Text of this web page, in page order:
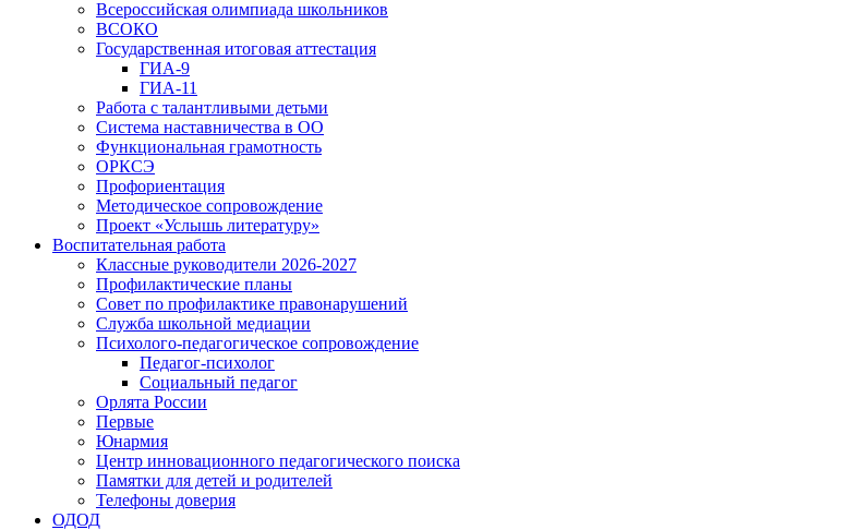
Всероссийская олимпиада школьников
ВСОКО
Государственная итоговая аттестация
ГИА-9
ГИА-11
Работа с талантливыми детьми
Система наставничества в ОО
Функциональная грамотность
ОРКСЭ
Профориентация
Методическое сопровождение
Проект «Услышь литературу»
Воспитательная работа
Классные руководители 2026-2027
Профилактические планы
Совет по профилактике правонарушений
Служба школьной медиации
Психолого-педагогическое сопровождение
Педагог-психолог
Социальный педагог
Орлята России
Первые
Юнармия
Центр инновационного педагогического поиска
Памятки для детей и родителей
Телефоны доверия
ОДОД